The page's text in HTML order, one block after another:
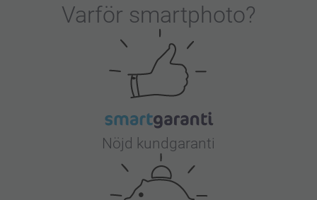
Varför smartphoto?
Nöjd kundgaranti